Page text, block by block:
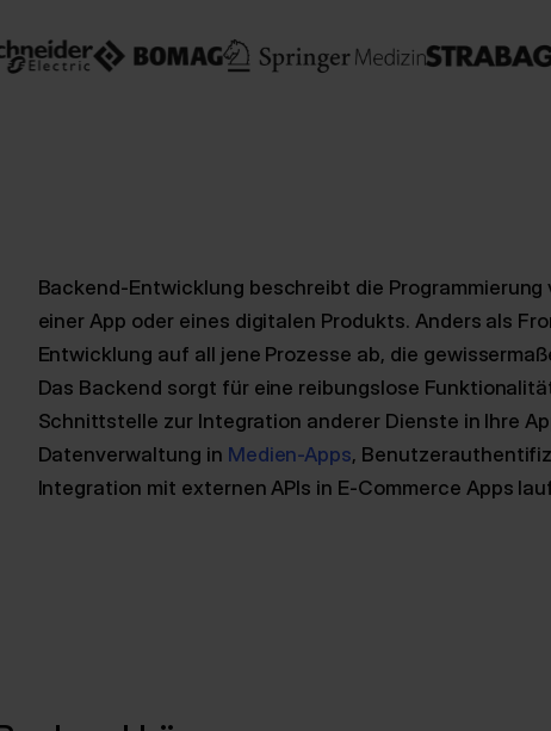
Backend-Entwicklung beschreibt die
einer App oder eines digitalen Produkts. Anders als
Entwicklung auf all jene Prozesse ab, die
Das Backend sorgt für eine reibungslose
Schnittstelle zur Integration anderer Dienste in Ihre
Datenverwaltung in Medien-Apps,
Integration mit externen APIs in E-Commerce Apps